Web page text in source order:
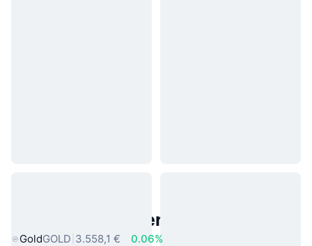
Beliebte reale Vermögenswerte
GoldGOLD 3.558,1 €
0.06%